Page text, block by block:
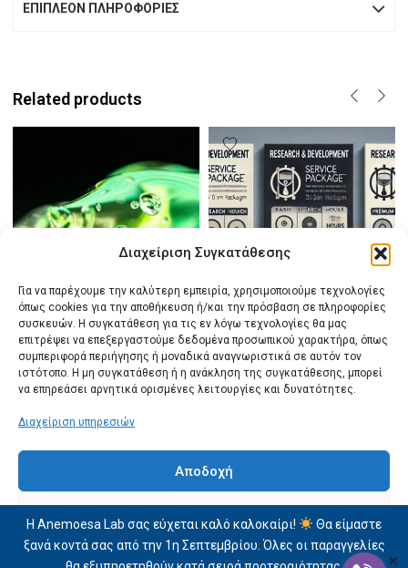
Διαχείριση Συγκατάθεσης
Για να παρέχουμε την καλύτερη εμπειρία, χρησιμοποιούμε τεχνολογίες
όπως cookies για την αποθήκευση ή/και την πρόσβαση σε πληροφορίες
συσκευών. Η συγκατάθεση για τις εν λόγω τεχνολογίες θα μας
επιτρέψει να επεξεργαστούμε δεδομένα προσωπικού χαρακτήρα, όπως
συμπεριφορά περιήγησης ή μοναδικά αναγνωριστικά σε αυτόν τον
ιστότοπο. Η μη συγκατάθεση ή η ανάκληση της συγκατάθεσης, μπορεί
να επηρεάσει αρνητικά ορισμένες λειτουργίες και δυνατότητες.
Διαχείριση υπηρεσιών
Αποδοχή
Προβολή προτιμήσεων
Η Anemoesa Lab σας εύχεται καλό καλοκαίρι!
Θα είμαστε
ξανά κοντά σας από την 1η Σεπτεμβρίου. Όλες οι παραγγελίες
✕
ΕΠΙΠΛΈΟΝ ΠΛΗΡΟΦΟΡΊΕΣ
Related products
Φόρμουλες καλλυντικών
700,00€
Πακέτο Βασικής Συνεργασίας (10
Προσθήκη στο καλάθι